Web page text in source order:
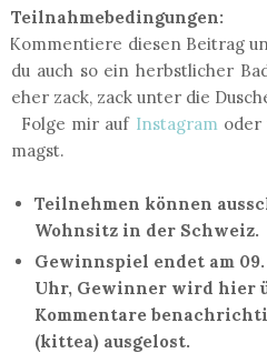
Teilnahmebedingungen:
Kommentiere diesen Beitrag
du auch so ein herbstlicher
eher zack, zack unter die
Folge mir auf Instagramoder
magst.
Teilnehmen können
Wohnsitz in der Schweiz.
Gewinnspiel endet am 09.
Uhr, Gewinner wird hier
Kommentare
(kittea) ausgelost.